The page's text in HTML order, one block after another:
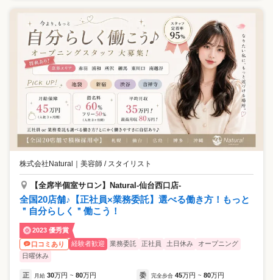
株式会社Natural ｜ 美容師 / スタイリスト
【全席半個室サロン】Natural-仙台西口店-
全国20店舗♪【正社員×業務委託】選べる働き方！もっと
＂自分らしく＂働こう！
2023 優秀賞
口コミあり
経験者歓迎 業務委託 正社員 土日休み
オープニング
日曜休み
正 月給 30万円 ~ 80万円 委 完全歩合 45万円 ~ 80万円